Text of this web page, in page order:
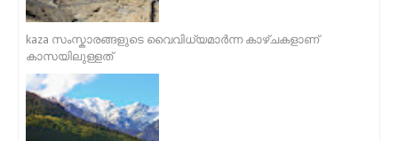
kaza സംസ്കാരങ്ങളുടെ വൈവിധ്യമാർന്ന കാഴ്ചകളാണ്
കാസയിലുള്ളത്